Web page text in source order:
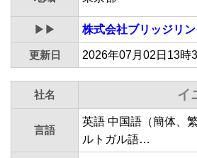
▶▶ 株式会社ブリッジリン
更新日 2026年07月02日13時
社名 イ
言語
英語 中国語（簡体、
ルトガル語…